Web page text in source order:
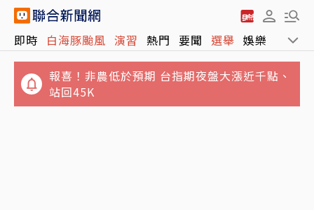
即時 白海豚颱風 演習 熱門 要聞 選舉 娛樂 運動
報喜！非農低於預期 台指期夜盤大漲近千點、
站回45K